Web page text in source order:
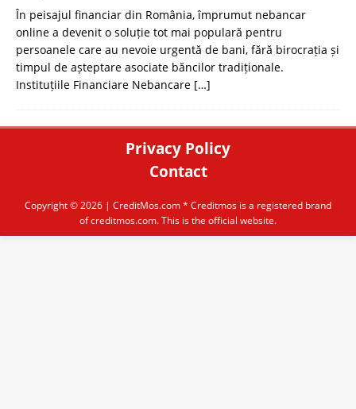
În peisajul financiar din România, împrumut nebancar
online a devenit o soluție tot mai populară pentru
persoanele care au nevoie urgentă de bani, fără birocrația și
timpul de așteptare asociate băncilor tradiționale.
Instituțiile Financiare Nebancare […]
Privacy Policy
Contact
Copyright © 2026 | CreditMos.com* Creditmos is a registered brand
of creditmos.com. This is the official website.